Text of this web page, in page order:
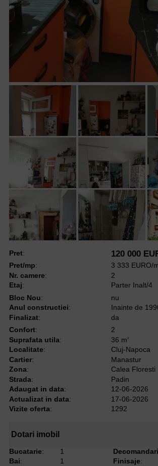
Pret: 120 000
Pret/mp: 3 333 EURO/
Nr. camere:
2
Etaj:
Parter Inalt/4
Bloc Nou:
nu
Anul constructiei:
Inainte de
Finalizat:
da
Confort:
2
Suprafata utila: 36 m2
Localitate:
Cluj-Napoca
Cartier:
Manastur
Zona:
Calea Floresti
Strada:
Padin
Adaugat in data:
12-06-2026
Actualizat in data:
17-06-2026
Vizite oferta: 1292
Dotari imobil
Bucatarie:
1
Bai: 1
Decomandari
Finisaje: